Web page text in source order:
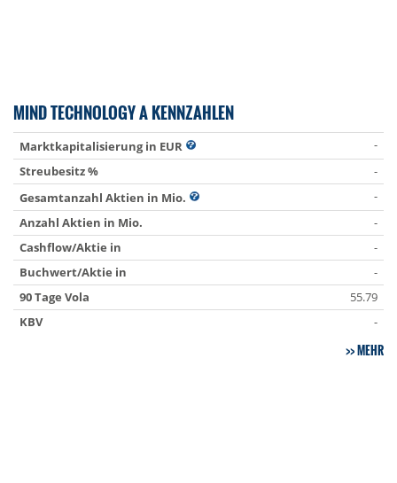
MIND TECHNOLOGY A KENNZAHLEN
Marktkapitalisierung in EUR
-
Streubesitz %
-
Gesamtanzahl Aktien in Mio.
-
Anzahl Aktien in Mio.
-
Cashflow/Aktie in
-
Buchwert/Aktie in
-
90 Tage Vola
55.79
KBV
-
MEHR